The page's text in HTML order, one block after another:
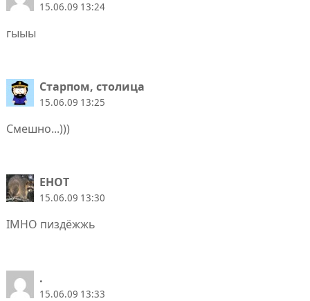
15.06.09 13:24
гыыы
Старпом, столица
15.06.09 13:25
Смешно...)))
EHOT
15.06.09 13:30
IMHO пиздёжжь
.
15.06.09 13:33